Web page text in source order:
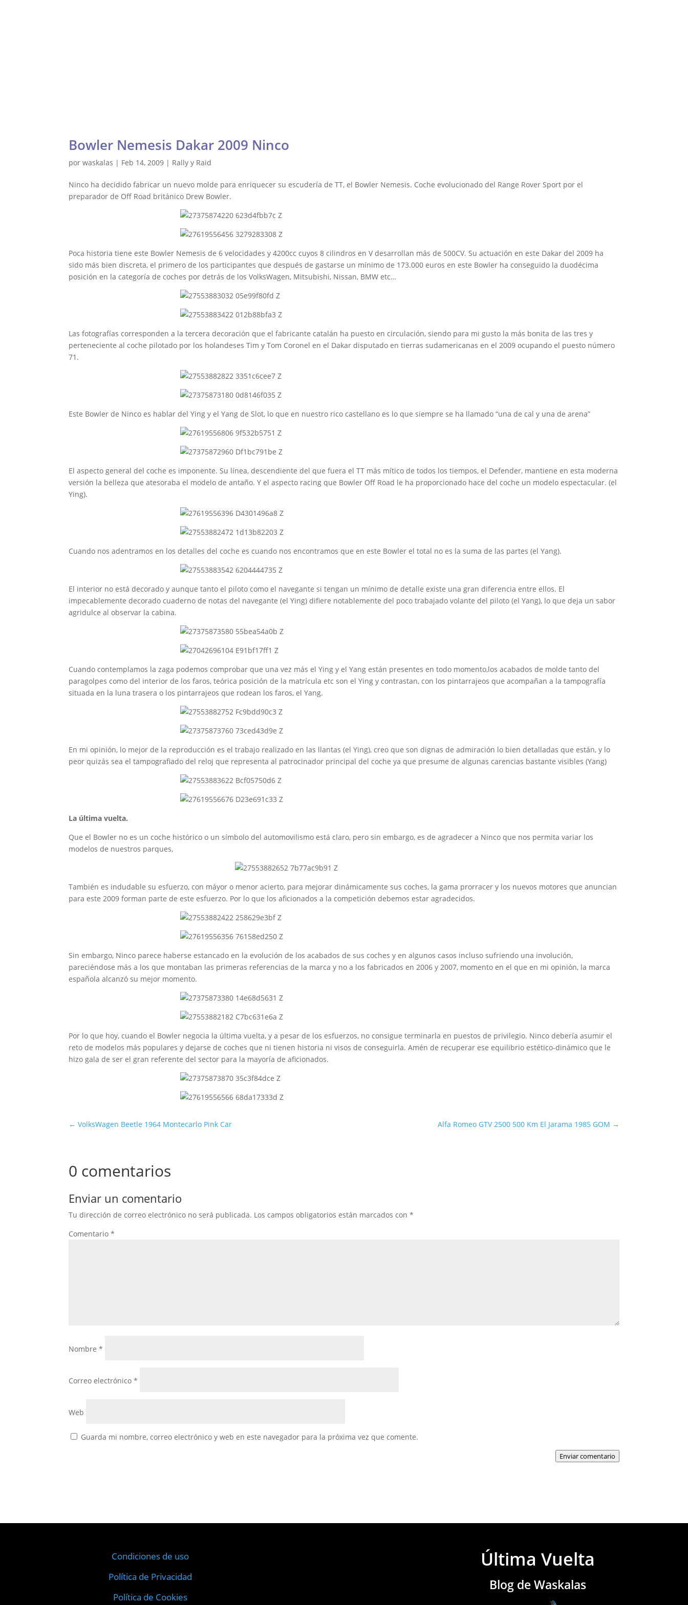
Bowler Nemesis Dakar 2009 Ninco
porwaskalas | Feb 14, 2009 | Rally y Raid
Ninco ha decidido fabricar un nuevo molde para enriquecer su escudería de TT, el Bowler Nemesis. Coche evolucionado del Range Rover Sport por el
preparador de Off Road británico Drew Bowler.
Poca historia tiene este Bowler Nemesis de 6 velocidades y 4200cc cuyos 8 cilindros en V desarrollan más de 500CV. Su actuación en este Dakar del 2009 ha
sido más bien discreta, el primero de los participantes que después de gastarse un mínimo de 173.000 euros en este Bowler ha conseguido la duodécima
posición en la categoría de coches por detrás de los VolksWagen, Mitsubishi, Nissan, BMW etc…
Las fotografías corresponden a la tercera decoración que el fabricante catalán ha puesto en circulación, siendo para mi gusto la más bonita de las tres y
perteneciente al coche pilotado por los holandeses Tim y Tom Coronel en el Dakar disputado en tierras sudamericanas en el 2009 ocupando el puesto número
71.
Este Bowler de Ninco es hablar del Ying y el Yang de Slot, lo que en nuestro rico castellano es lo que siempre se ha llamado “una de cal y una de arena”
El aspecto general del coche es imponente. Su línea, descendiente del que fuera el TT más mítico de todos los tiempos, el Defender, mantiene en esta moderna
versión la belleza que atesoraba el modelo de antaño. Y el aspecto racing que Bowler Off Road le ha proporcionado hace del coche un modelo espectacular. (el
Ying).
Cuando nos adentramos en los detalles del coche es cuando nos encontramos que en este Bowler el total no es la suma de las partes (el Yang).
El interior no está decorado y aunque tanto el piloto como el navegante si tengan un mínimo de detalle existe una gran diferencia entre ellos. El
impecablemente decorado cuaderno de notas del navegante (el Ying) difiere notablemente del poco trabajado volante del piloto (el Yang), lo que deja un sabor
agridulce al observar la cabina.
Cuando contemplamos la zaga podemos comprobar que una vez más el Ying y el Yang están presentes en todo momento,los acabados de molde tanto del
paragolpes como del interior de los faros, teórica posición de la matrícula etc son el Ying y contrastan, con los pintarrajeos que acompañan a la tampografía
situada en la luna trasera o los pintarrajeos que rodean los faros, el Yang.
En mi opinión, lo mejor de la reproducción es el trabajo realizado en las llantas (el Ying), creo que son dignas de admiración lo bien detalladas que están, y lo
peor quizás sea el tampografiado del reloj que representa al patrocinador principal del coche ya que presume de algunas carencias bastante visibles (Yang)
La última vuelta.
Que el Bowler no es un coche histórico o un símbolo del automovilismo está claro, pero sin embargo, es de agradecer a Ninco que nos permita variar los
modelos de nuestros parques,
También es indudable su esfuerzo, con máyor o menor acierto, para mejorar dinámicamente sus coches, la gama prorracer y los nuevos motores que anuncian
para este 2009 forman parte de este esfuerzo. Por lo que los aficionados a la competición debemos estar agradecidos.
Sin embargo, Ninco parece haberse estancado en la evolución de los acabados de sus coches y en algunos casos incluso sufriendo una involución,
pareciéndose más a los que montaban las primeras referencias de la marca y no a los fabricados en 2006 y 2007, momento en el que en mi opinión, la marca
española alcanzó su mejor momento.
Por lo que hoy, cuando el Bowler negocia la última vuelta, y a pesar de los esfuerzos, no consigue terminarla en puestos de privilegio. Ninco debería asumir el
reto de modelos más populares y dejarse de coches que ni tienen historia ni visos de conseguirla. Amén de recuperar ese equilibrio estético-dinámico que le
hizo gala de ser el gran referente del sector para la mayoría de aficionados.
←VolksWagen Beetle 1964 Montecarlo Pink Car Alfa Romeo GTV 2500 500 Km El Jarama 1985 GOM →
0 comentarios
Enviar un comentario
Tu dirección de correo electrónico no será publicada. Los campos obligatorios están marcados con*
Comentario*
Nombre*
Correo electrónico*
Web
Guarda mi nombre, correo electrónico y web en este navegador para la próxima vez que comente.
Enviar comentario
Condiciones de uso
Política de Privacidad
Política de Cookies
Última Vuelta
Blog de Waskalas